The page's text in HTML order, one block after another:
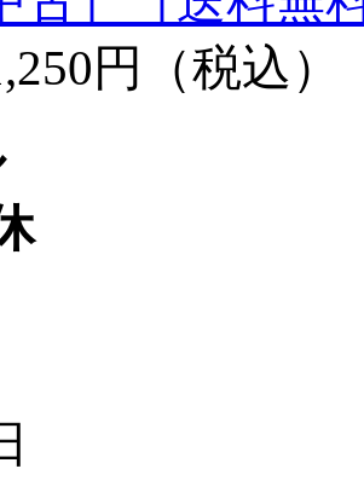
円（税込）